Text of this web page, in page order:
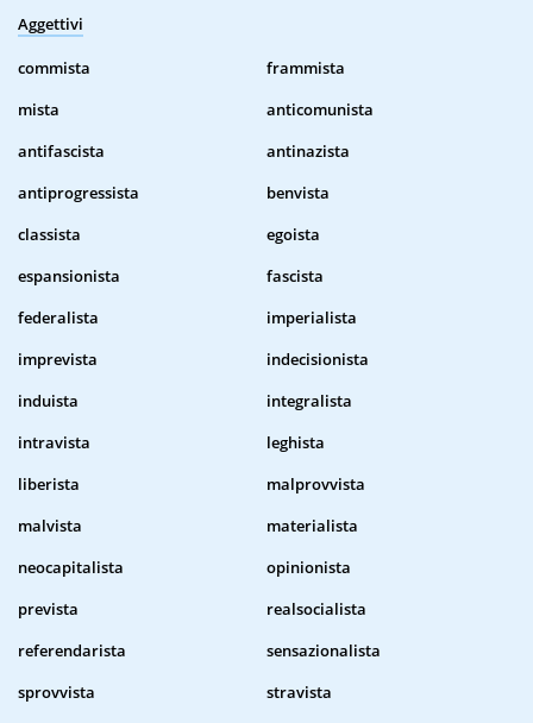
Aggettivi
commista
frammista
mista
anticomunista
antifascista
antinazista
antiprogressista
benvista
classista
egoista
espansionista
fascista
federalista
imperialista
imprevista
indecisionista
induista
integralista
intravista
leghista
liberista
malprovvista
malvista
materialista
neocapitalista
opinionista
prevista
realsocialista
referendarista
sensazionalista
sprovvista
stravista